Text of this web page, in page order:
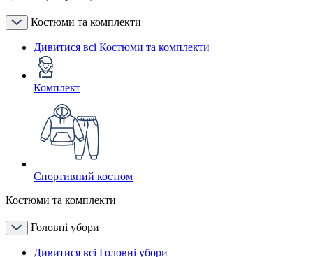
Костюми та комплекти
Дивитися всі Костюми та комплекти
Комплект
Спортивний костюм
Костюми та комплекти
Головні убори
Дивитися всі Головні убори